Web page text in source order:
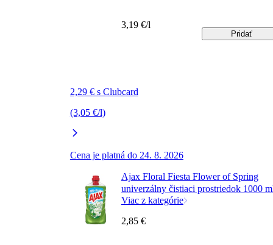
2,29 € s Clubcard
(3,05 €/l)
Cena je platná do 24. 8. 2026
3,19 €/l
Pridať
Ajax Floral Fiesta Flower of Spring
univerzálny čistiaci prostriedok 1000
Viac z kategórie
2,85 €